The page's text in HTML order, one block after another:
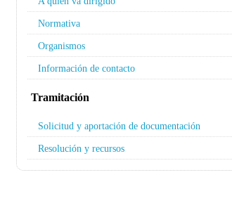
Normativa
Organismos
Información de contacto
Tramitación
Solicitud y aportación de documentación
Resolución y recursos